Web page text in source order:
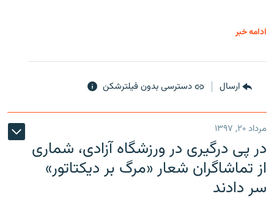
ادامه خبر
ارسال دسترسی بدون فیلترشکن
مرداد ۲۰, ۱۳۹۷
در پی درگیری در ورزشگاه آزادی، شماری
از تماشاگران شعار «مرگ بر دیکتاتور»
سر دادند